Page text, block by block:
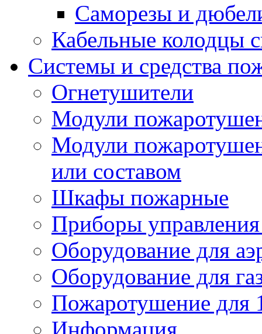
Саморезы и
Кабельные колодцы
Системы и средства
Огнетушители
Модули
Модули
или составом
Шкафы пожарные
Приборы
Оборудование для
Оборудование для
Пожаротушение для